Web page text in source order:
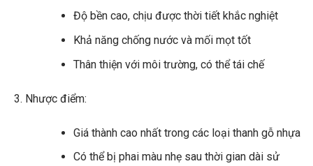
Độ bền cao, chịu được thời tiết khắc nghiệt
Khả năng chống nước và mối mọt tốt
Thân thiện với môi trường, có thể tái chế
Nhược điểm:
Giá thành cao nhất trong các loại thanh gỗ nhựa
Có thể bị phai màu nhẹ sau thời gian dài sử